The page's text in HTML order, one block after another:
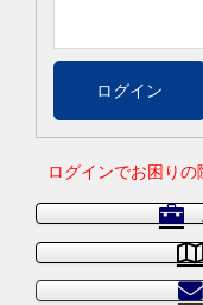
ログインでお困り